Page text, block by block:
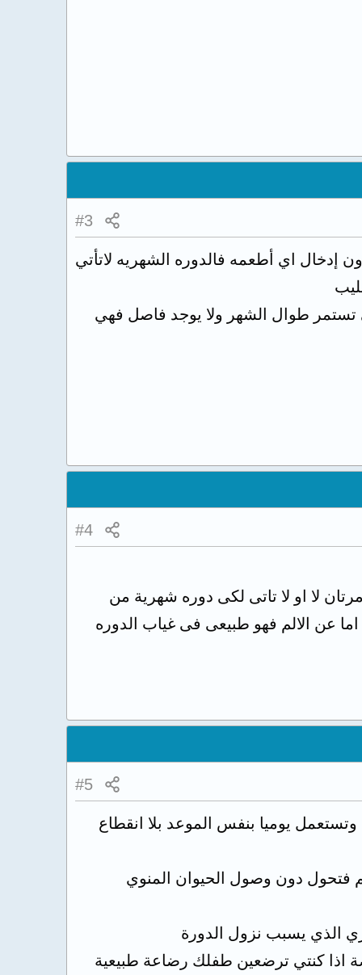
#3
اي أطعمه فالدوره الشهريه لاتأتي
تستمر طوال الشهر ولا يوجد فاصل فهي
#4
لا او لا تاتى لكى دوره شهرية من
عن الالم فهو طبيعى فى غياب الدوره
#5
يوميا بنفس الموعد بلا انقطاع
دون وصول الحيوان المنوي
الذي يسبب نزول الدورة
اذا كنتي ترضعين طفلك رضاعة طبيعية